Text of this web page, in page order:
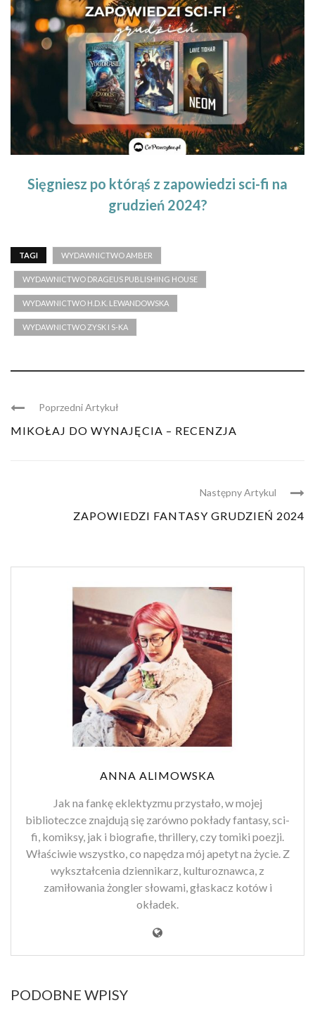
Sięgniesz po którąś z zapowiedzi sci-fi na
grudzień 2024?
TAGI WYDAWNICTWO AMBER
WYDAWNICTWO DRAGEUS PUBLISHING HOUSE
WYDAWNICTWO H.D.K. LEWANDOWSKA
WYDAWNICTWO ZYSK I S-KA
Poprzedni Artykuł
MIKOŁAJ DO WYNAJĘCIA – RECENZJA
Następny Artykul
ZAPOWIEDZI FANTASY GRUDZIEŃ 2024
ANNA ALIMOWSKA
Jak na fankę eklektyzmu przystało, w mojej
biblioteczce znajdują się zarówno pokłady fantasy, sci-
fi, komiksy, jak i biografie, thrillery, czy tomiki poezji.
Właściwie wszystko, co napędza mój apetyt na życie. Z
wykształcenia dziennikarz, kulturoznawca, z
zamiłowania żongler słowami, głaskacz kotów i
okładek.
PODOBNE WPISY